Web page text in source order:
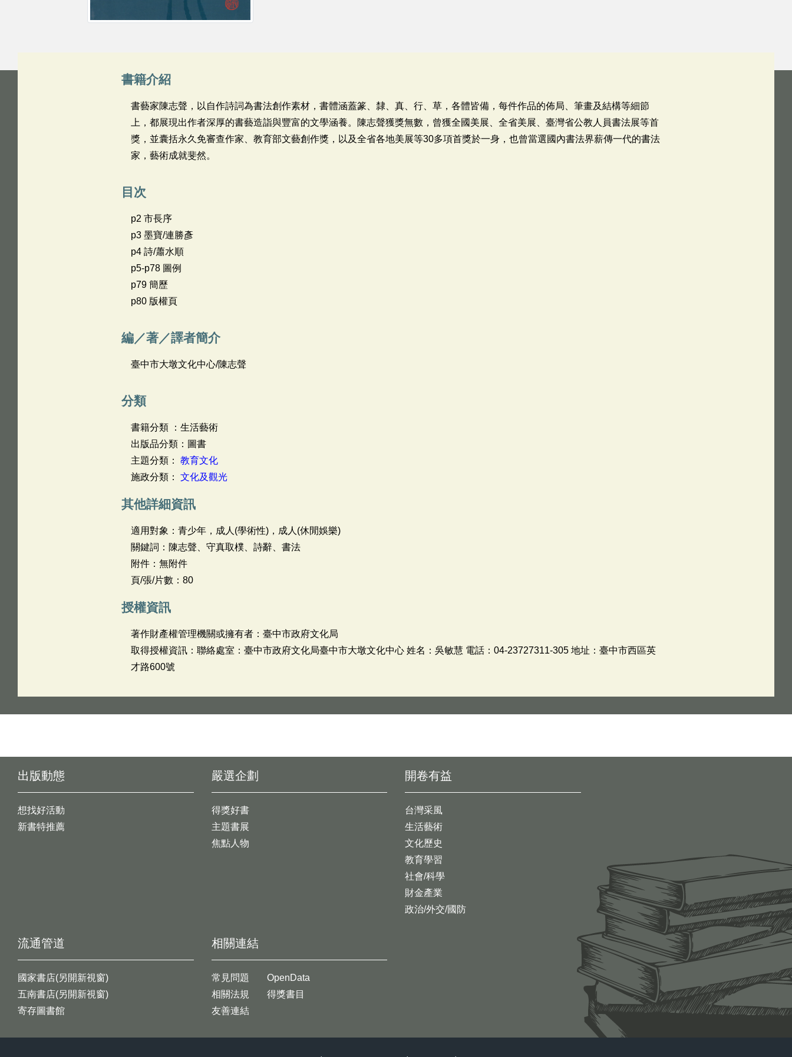
書籍介紹
書藝家陳志聲，以自作詩詞為書法創作素材，書體涵蓋篆、隸、真、行、草，各體皆備，每件作品的佈局、筆畫及結構等細節
上，都展現出作者深厚的書藝造詣與豐富的文學涵養。陳志聲獲獎無數，曾獲全國美展、全省美展、臺灣省公教人員書法展等首
獎，並囊括永久免審查作家、教育部文藝創作獎，以及全省各地美展等30多項首獎於一身，也曾當選國內書法界薪傳一代的書法
家，藝術成就斐然。
目次
p2 市長序
p3 墨寶/連勝彥
p4 詩/蕭水順
p5-p78 圖例
p79 簡歷
p80 版權頁
編／著／譯者簡介
臺中市大墩文化中心/陳志聲
分類
書籍分類 ：生活藝術
出版品分類：圖書
主題分類： 教育文化
施政分類： 文化及觀光
其他詳細資訊
適用對象：青少年，成人(學術性)，成人(休閒娛樂)
關鍵詞：陳志聲、守真取樸、詩辭、書法
附件：無附件
頁/張/片數：80
授權資訊
著作財產權管理機關或擁有者：臺中市政府文化局
取得授權資訊：聯絡處室：臺中市政府文化局臺中市大墩文化中心 姓名：吳敏慧 電話：04-23727311-305 地址：臺中市西區英
才路600號
出版動態
想找好活動
新書特推薦
開卷有益
台灣采風
生活藝術
文化歷史
教育學習
社會/科學
財金產業
政治/外交/國防
嚴選企劃
得獎好書
主題書展
焦點人物
流通管道
國家書店(另開新視窗)
五南書店(另開新視窗)
寄存圖書館
相關連結
常見問題
相關法規
友善連結
OpenData
得獎書目